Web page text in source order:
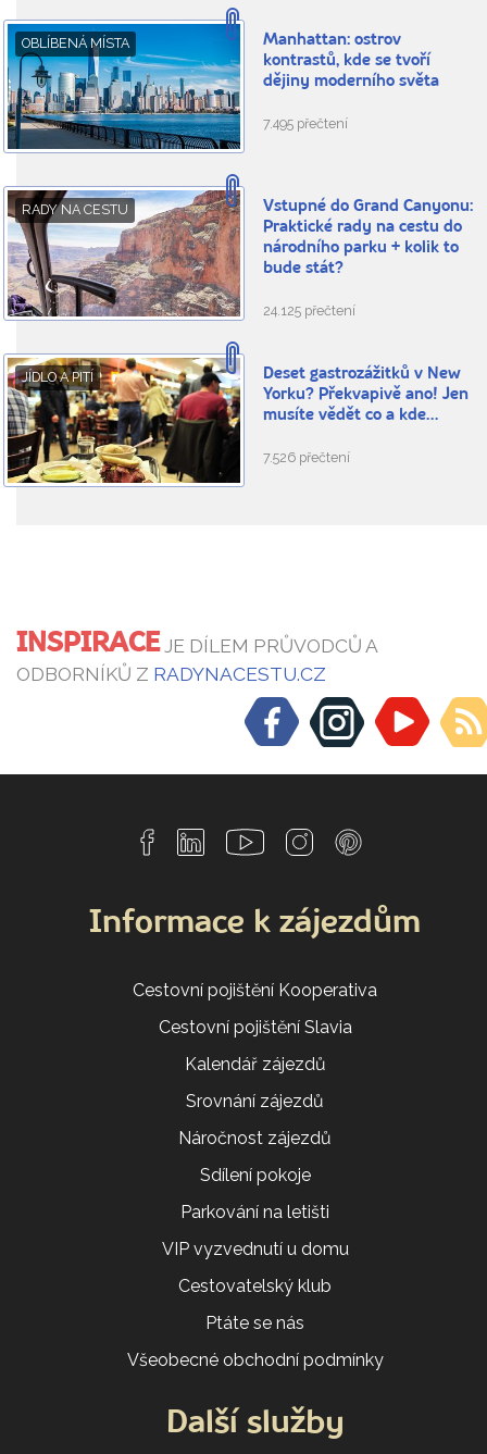
OBLÍBENÁ MÍSTA
Manhattan: ostrov
kontrastů, kde se tvoří
dějiny moderního světa
7.495 přečtení
RADY NA CESTU
Vstupné do Grand Canyonu:
Praktické rady na cestu do
národního parku + kolik to
bude stát?
24.125 přečtení
JÍDLO A PITÍ
Deset gastrozážitků v New
Yorku? Překvapivě ano! Jen
musíte vědět co a kde…
7.526 přečtení
INSPIRACEJE DÍLEM PRŮVODCŮ A
ODBORNÍKŮ Z RADYNACESTU.CZ
Informace k zájezdům
Cestovní pojištění Kooperativa
Cestovní pojištění Slavia
Kalendář zájezdů
Srovnání zájezdů
Náročnost zájezdů
Sdílení pokoje
Parkování na letišti
VIP vyzvednutí u domu
Cestovatelský klub
Ptáte se nás
Všeobecné obchodní podmínky
Další služby